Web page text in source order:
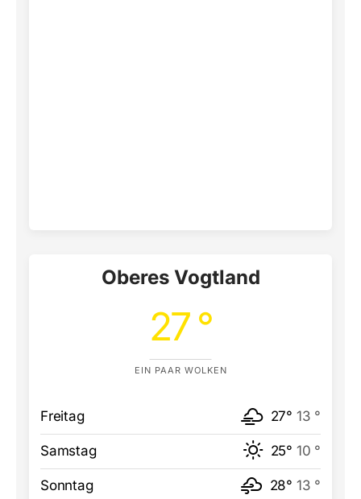
Oberes Vogtland
27 °
EIN PAAR WOLKEN
Freitag 27° 13 °
Samstag 25° 10 °
Sonntag 28° 13 °